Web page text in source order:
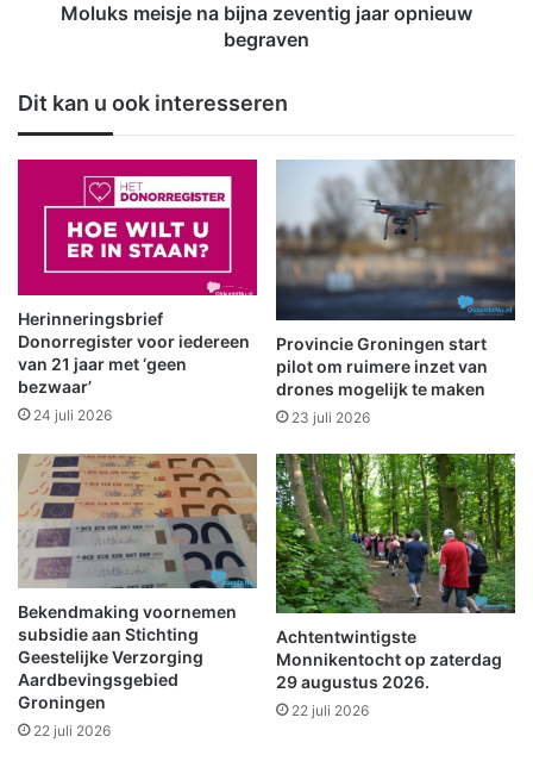
o
t
e
m
.
a
s
f
l
t
e
p
a
r
a
t
i
e
a
b
i
v
e
n
t
i
a
a
r
o
p
n
i
e
u
w
b
Moluks meisje na bijna zeventig jaar opnieuw
begraven
Dit kan u ook interesseren
Herinneringsbrief
Donorregister voor iedereen
van 21 jaar met ‘geen
bezwaar’
24 juli 2026
Provincie Groningen start
pilot om ruimere inzet van
drones mogelijk te maken
23 juli 2026
Bekendmaking voornemen
subsidie aan Stichting
Geestelijke Verzorging
Aardbevingsgebied
Groningen
22 juli 2026
Achtentwintigste
Monnikentocht op zaterdag
29 augustus 2026.
22 juli 2026